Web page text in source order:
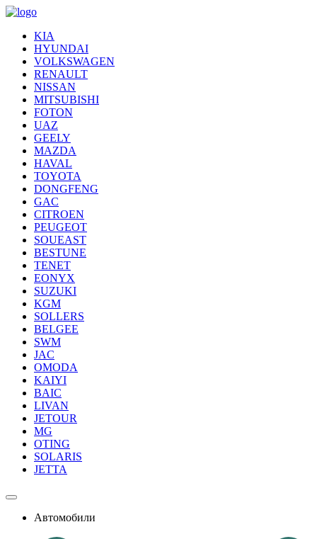
KIA
HYUNDAI
VOLKSWAGEN
RENAULT
NISSAN
MITSUBISHI
FOTON
UAZ
GEELY
MAZDA
HAVAL
TOYOTA
DONGFENG
GAC
CITROEN
PEUGEOT
SOUEAST
BESTUNE
TENET
EONYX
SUZUKI
KGM
SOLLERS
BELGEE
SWM
JAC
OMODA
KAIYI
BAIC
LIVAN
JETOUR
MG
OTING
SOLARIS
JETTA
Автомобили